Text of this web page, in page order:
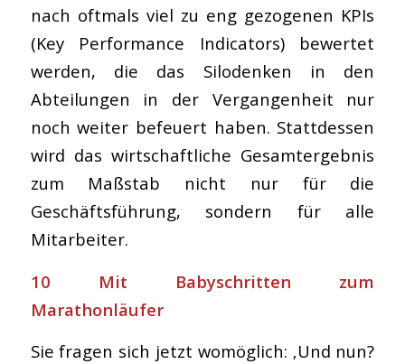
nach oftmals viel zu eng gezogenen KPIs
(Key Performance Indicators) bewertet
werden, die das Silodenken in den
Abteilungen in der Vergangenheit nur
noch weiter befeuert haben. Stattdessen
wird das wirtschaftliche Gesamtergebnis
zum Maßstab nicht nur für die
Geschäftsführung, sondern für alle
Mitarbeiter.
10 Mit Babyschritten zum
Marathonläufer
Sie fragen sich jetzt womöglich: ‚Und nun?